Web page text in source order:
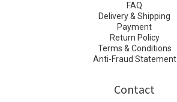
FAQ
Delivery & Shipping
Payment
Return Policy
Terms & Conditions
Anti-Fraud Statement
Contact